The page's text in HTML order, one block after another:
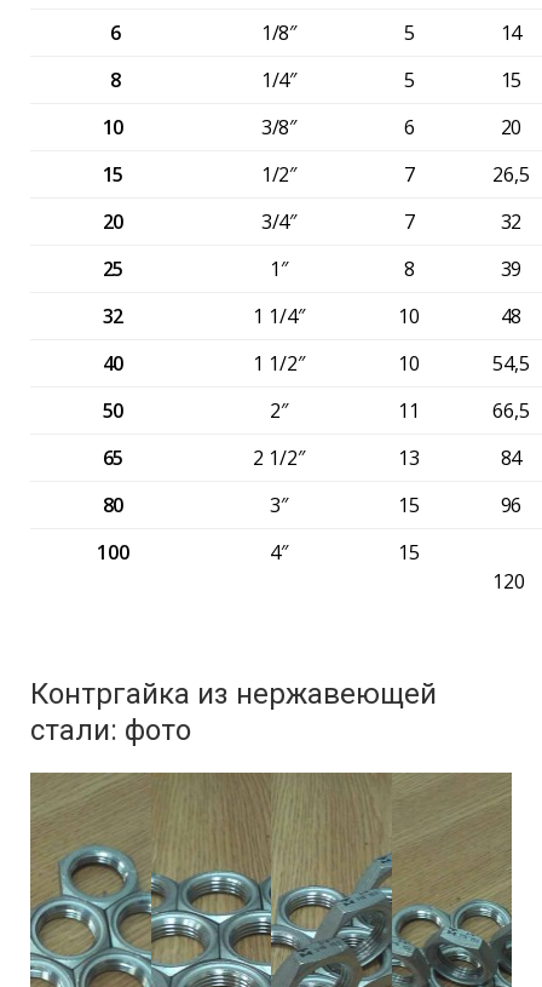
6 1/8″ 5
14
8
1/4″ 5
15
10
3/8″ 6
20
15
1/2″ 7
26,5
20
3/4″ 7
32
25
1″ 8
39
32
1 1/4″ 10
48
40
1 1/2″ 10
54,5
50
2″ 11
66,5
65
2 1/2″ 13
84
80
3″ 15
96
100
4″
15
120
Контргайка из нержавеющей
стали: фото